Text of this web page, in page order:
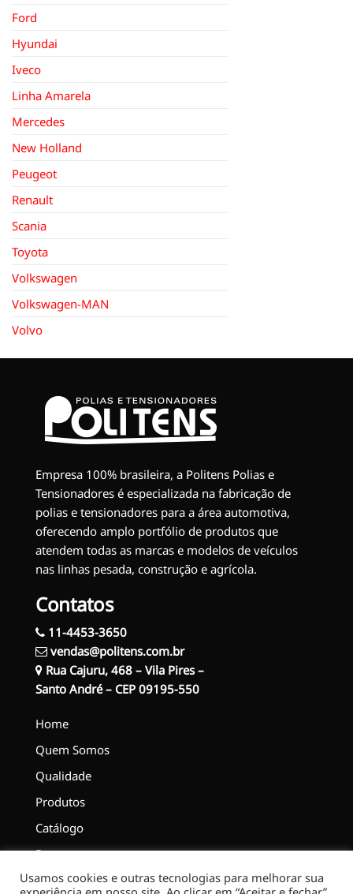
Ford
Hyundai
Iveco
Linha Amarela
Mercedes
New Holland
Peugeot
Renault
Scania
Toyota
Volkswagen
Volkswagen-MAN
Volvo
Empresa 100% brasileira, a Politens Polias e
Tensionadores é especializada na fabricação de
polias e tensionadores para a área automotiva,
oferecendo amplo portfólio de produtos que
atendem todas as marcas e modelos de veículos
nas linhas pesada, construção e agrícola.
Contatos
11-4453-3650
vendas@politens.com.br
Rua Cajuru, 468 – Vila Pires –
Santo André – CEP 09195-550
Home
Quem Somos
Qualidade
Produtos
Catálogo
Representantes
Contato
Usamos cookies e outras tecnologias para melhorar sua